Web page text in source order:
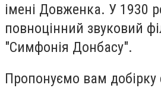
імені Довженка. У 1930
повноцінний звуковий
"Симфонія Донбасу".
Пропонуємо вам добірку